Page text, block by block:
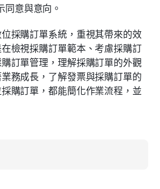
同意與意向。
採購訂單系統，重視其帶來的效
檢視採購訂單範本、考慮採購訂
訂單管理，理解採購訂單的外觀
務成長，了解發票與採購訂單的
購訂單，都能簡化作業流程，並